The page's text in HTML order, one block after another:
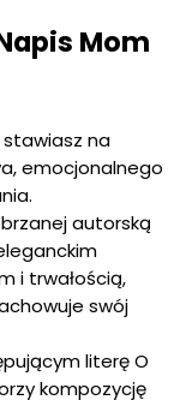
Mom
stawiasz na
emocjonalnego
autorską
i trwałością,
swój
literę O
kompozycję